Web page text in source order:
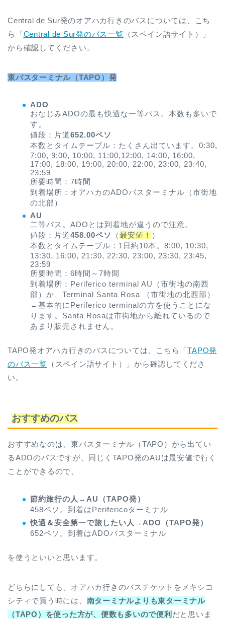
Central de Sur発のオアハカ行きのバスについては、こち
ら「Central de Sur発のバス一覧 （スペイン語サイト）」
から確認してください。
東バスターミナル（TAPO）発
ADO
おなじみADOの最も快適な一等バス。本数も多いで
す。
値段：片道652.00ペソ
本数とタイムテーブル：たくさん出ています。0:30,
7:00, 9:00, 10:00, 11:00,12:00, 14:00, 16:00,
17:00, 18:00, 19:00, 20:00, 22:00, 23:00, 23:40,
23:59
所要時間：7時間
到着場所：オアハカのADOバスターミナル（市街地
の北部）
AU
二等バス。ADOとは到着地が違うので注意。
値段：片道458.00ペソ （最安値！ ）
本数とタイムテーブル：1日約10本。8:00, 10:30,
13:30, 16:00, 21:30, 22:30, 23:00, 23:30, 23:45,
23:59
所要時間：6時間～7時間
到着場所：Periferico terminal AU（市街地の南西
部）か、Terminal Santa Rosa （市街地の北西部）
←基本的にPeriferico terminalの方を使うことにな
ります。Santa Rosaは市街地から離れているので
あまり販売されません。
TAPO発オアハカ行きのバスについては、こちら「TAPO発
のバス一覧 （スペイン語サイト）」から確認してくださ
い。
おすすめのバス
おすすめなのは、東バスターミナル（TAPO）から出てい
るADOのバスですが、同じくTAPO発のAUは最安値で行く
ことができるので、
節約旅行の人→AU（TAPO発）
458ペソ。到着はPerifericoターミナル
快適＆安全第一で旅したい人→ADO（TAPO発）
652ペソ。到着はADOバスターミナル
を使うといいと思います。
どちらにしても、オアハカ行きのバスチケットをメキシコ
シティで買う時には、 南ターミナルよりも東ターミナル
（TAPO）を使った方が、便数も多いので便利 だと思いま